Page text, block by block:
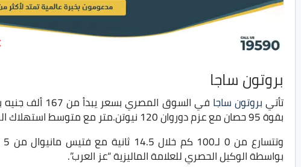
بروتون ساجا
تأتيبروتون ساجا
بقوة 95 حصان مع عزم دوروان 120 نيوتن.متر مع متوسط استهلاك الوقود 6 لتر لكل 100 كم.
بواسطة الوكيل الحصري للعلامة الماليزية “عز العرب”.